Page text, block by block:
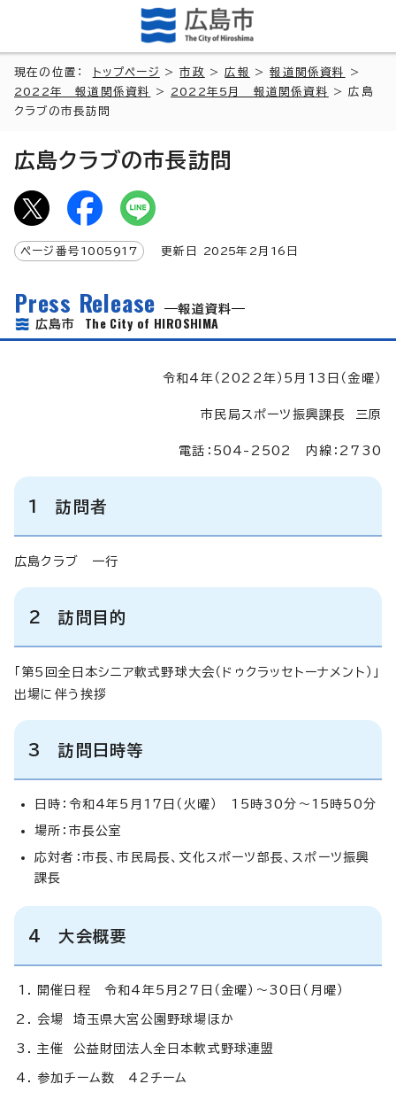
現在の位置： トップページ >市政 >広報 >報道関係資料
>
2022年 報道関係資料
> 2022年5月 報道関係資料
> 広島
クラブの市長訪問
広島クラブの市長訪問
ページ番号 1005917 更新日 2025年2月 16 日
Press Release
報道資料
広島市 The City of HIROSHIMA
令和4年（2022年）5月13日（金曜）
市民局スポーツ振興課長 三原
電話：504-2502 内線：2730
1 訪問者
広島クラブ 一行
2 訪問目的
「第5回全日本シニア軟式野球大会（ドゥクラッセトーナメント）」
出場に伴う挨拶
3 訪問日時等
日時：令和4年5月17日（火曜） 15時30分～15時50分
場所：市長公室
応対者：市長、市民局長、文化スポーツ部長、スポーツ振興
課長
4 大会概要
開催日程 令和4年5月27日（金曜）～30日（月曜）
会場 埼玉県大宮公園野球場ほか
主催 公益財団法人全日本軟式野球連盟
参加チーム数 42チーム